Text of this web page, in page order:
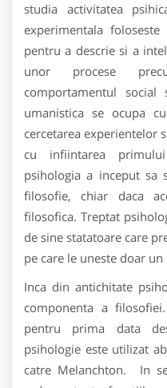
studia activitatea
experimentala
pentru a descrie si a
unor procese
comportamentul social
umanistica se ocupa
cercetarea experientelor
cu infiintarea
psihologia a inceput sa
filosofie, chiar daca
filosofica. Treptat
de sine statatoare care
pe care le uneste doar
Inca din antichitate
componenta a
pentru prima data
psihologie este utilizat
catre Melanchton. In